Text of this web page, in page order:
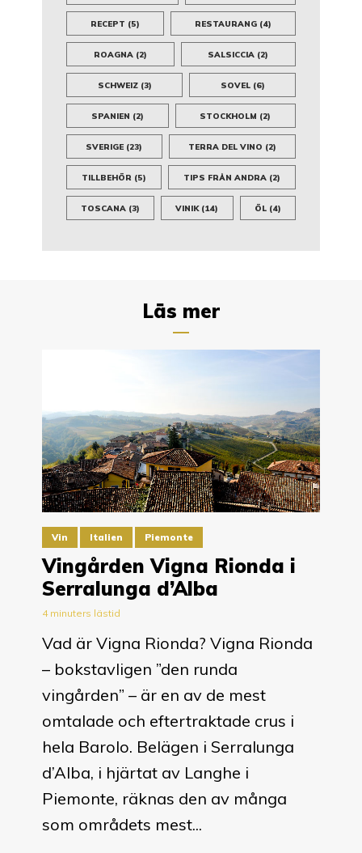
RECEPT (5) RESTAURANG (4)
ROAGNA(2) SALSICCIA (2)
SCHWEIZ(3) SOVEL(6)
SPANIEN (2) STOCKHOLM (2)
SVERIGE (23) TERRA DEL VINO (2)
TILLBEHÖR (5) TIPS FRÅN ANDRA (2)
TOSCANA (3) VINIK(14) ÖL(4)
Läs mer
Vin Italien Piemonte
Vingården Vigna Rionda i
Serralunga d’Alba
4 minuters lästid
Vad är Vigna Rionda? Vigna Rionda
– bokstavligen ”den runda
vingården” – är en av de mest
omtalade och eftertraktade crus i
hela Barolo. Belägen i Serralunga
d’Alba, i hjärtat av Langhe i
Piemonte, räknas den av många
som områdets mest...